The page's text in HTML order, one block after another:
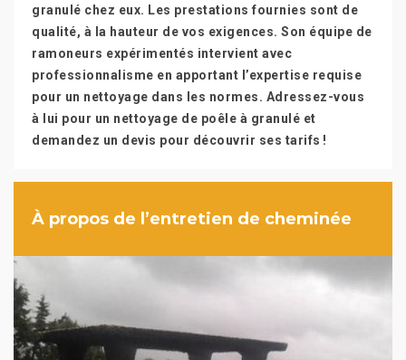
granulé chez eux. Les prestations fournies sont de
qualité, à la hauteur de vos exigences. Son équipe de
ramoneurs expérimentés intervient avec
professionnalisme en apportant l’expertise requise
pour un nettoyage dans les normes. Adressez-vous
à lui pour un nettoyage de poêle à granulé et
demandez un devis pour découvrir ses tarifs !
À propos de l’entretien de cheminée